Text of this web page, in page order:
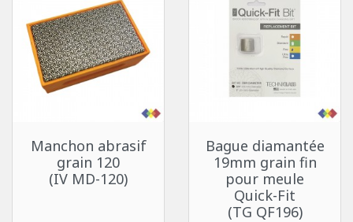
Manchon abrasif
grain 120
(IV MD-120)
Bague diamantée
19mm grain fin
pour meule
Quick-Fit
(TG QF196)